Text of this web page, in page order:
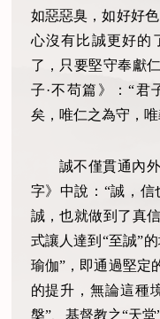
如惡惡臭，如好好
心沒有比誠更好的
了，只要堅守奉獻
子·不苟篇》：“君
矣，唯仁之為守，
誠不僅貫通內
字》中說：“誠，信
誠，也就做到了真
式讓人達到“至誠”
瑜伽”，即通過堅定
的提升，無論這種
槃”、基督教之“天